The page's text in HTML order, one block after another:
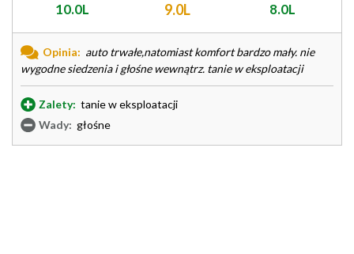
10.0L 9.0L 8.0L
Opinia: auto trwałe,natomiast komfort bardzo mały. nie
wygodne siedzenia i głośne wewnątrz. tanie w eksploatacji
Zalety: tanie w eksploatacji
Wady: głośne